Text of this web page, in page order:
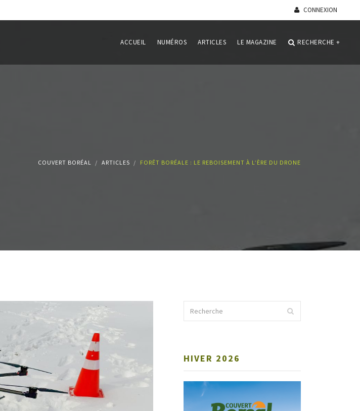
CONNEXION
RECHERCHE +
ACCUEIL NUMÉROS ARTICLES LE MAGAZINE
COUVERT BORÉAL ARTICLES FORÊT BORÉALE : LE REBOISEMENT À L’ÈRE DU DRONE
HIVER 2026